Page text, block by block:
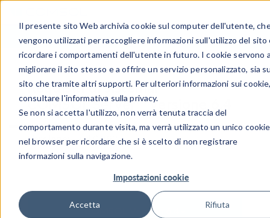
Il presente sito Web archivia cookie sul computer dell'utente,
vengono utilizzati per raccogliere informazioni sull'utilizzo del sito
ricordare i comportamenti dell'utente in futuro. I cookie servono
migliorare il sito stesso e a offrire un servizio personalizzato, sia
sito che tramite altri supporti. Per ulteriori informazioni sui
consultare l'informativa sulla privacy.
Se non si accetta l'utilizzo, non verrà tenuta traccia del
comportamento durante visita, ma verrà utilizzato un unico cookie
nel browser per ricordare che si è scelto di non registrare
informazioni sulla navigazione.
Impostazioni cookie
Accetta Rifiuta
ACCEDI CONTACT
Requisiti di sistema:
COMSOL Server™ versione 6.4
Versione: 6.4.0.293
COMSOL Version 6.4